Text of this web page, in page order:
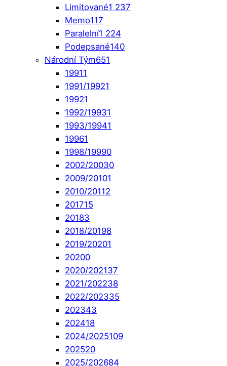
Limitované1 237
Memo117
Paralelní1 224
Podepsané140
Národní Tým651
19911
1991/19921
19921
1992/19931
1993/19941
19961
1998/19990
2002/20030
2009/20101
2010/20112
201715
20183
2018/20198
2019/20201
20200
2020/202137
2021/202238
2022/202335
202343
202418
2024/2025109
202520
2025/202684